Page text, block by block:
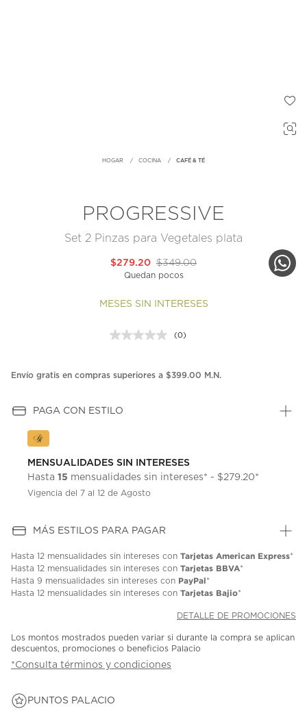
HOGAR COCINA CAFÉ & TÉ
PROGRESSIVE
Set 2 Pinzas para Vegetales plata
$349.00
$279.20
Quedan pocos
MESES SIN INTERESES
Sin
en
(0)
Envío gratis en compras superiores a $399.00 M.N.
PAGA CON ESTILO
MENSUALIDADES SIN INTERESES
Hasta 15 mensualidades sin intereses* - $279.20*
Vigencia del 7 al 12 de Agosto
MÁS ESTILOS PARA PAGAR
Hasta 12 mensualidades sin intereses con Tarjetas American Express*
Hasta 12 mensualidades sin intereses con Tarjetas BBVA*
Hasta 9 mensualidades sin intereses con PayPal*
Hasta 12 mensualidades sin intereses con Tarjetas Bajio*
DETALLE DE PROMOCIONES
Los montos mostrados pueden variar si durante la compra se aplican
descuentos, promociones o beneficios Palacio
*Consulta términos y condiciones
PUNTOS PALACIO